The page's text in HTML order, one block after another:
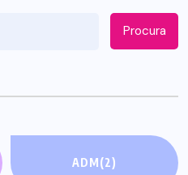
Procura
ADM(2)